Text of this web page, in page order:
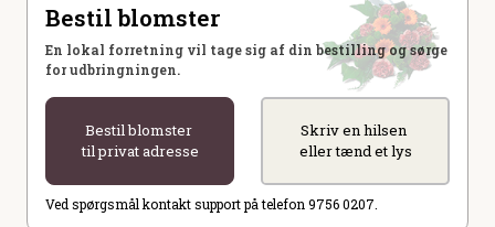
Bestil blomster
En lokal forretning vil tage sig af din bestilling og sørge
for udbringningen.
Bestil blomster
til privat adresse
Skriv en hilsen
eller tænd et lys
Ved spørgsmål kontakt support på telefon 9756 0207.